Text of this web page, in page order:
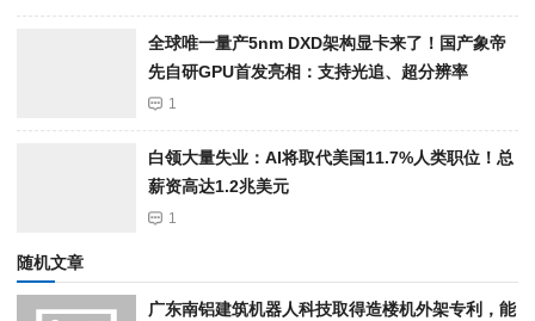
全球唯一量产5nm DXD架构显卡来了！国产象帝
先自研GPU首发亮相：支持光追、超分辨率
1
白领大量失业：AI将取代美国11.7%人类职位！总
薪资高达1.2兆美元
1
随机文章
广东南铝建筑机器人科技取得造楼机外架专利，能